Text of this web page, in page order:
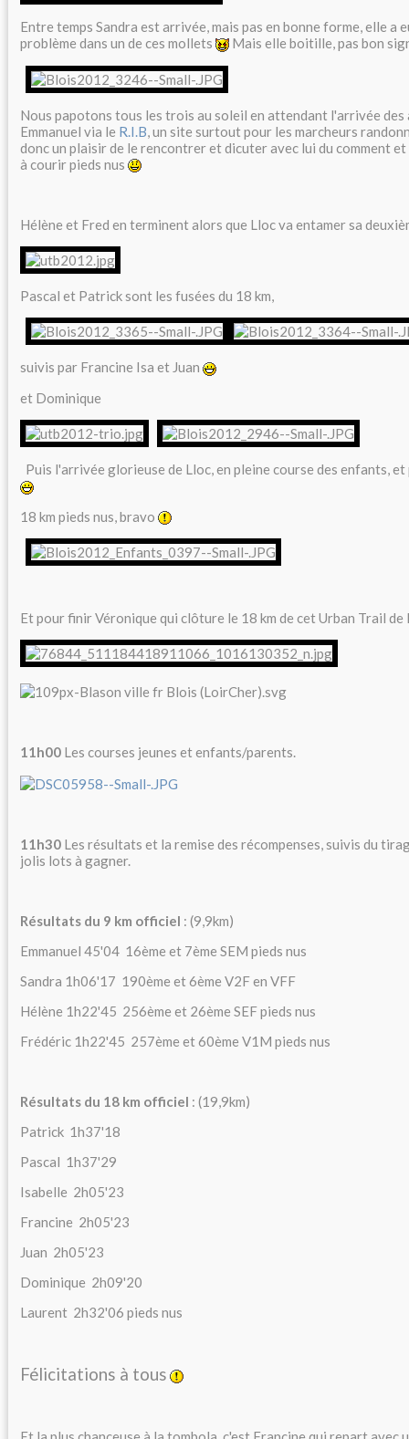
Entre temps Sandra est arrivée, mais pas en bonne forme, elle a
problème dans un de ces mollets
Mais elle boitille, pas bon
Nous papotons tous les trois au soleil en attendant l'arrivée des
Emmanuel via le R.I.B , un site surtout pour les marcheurs
donc un plaisir de le rencontrer et dicuter avec lui du comment
à courir pieds nus
Hélène et Fred en terminent alors que Lloc va entamer sa
Pascal et Patrick sont les fusées du 18 km,
suivis par Francine Isa et Juan
et Dominique
Puis l'arrivée glorieuse de Lloc, en pleine course des enfants,
18 km pieds nus, bravo
Et pour finir Véronique qui clôture le 18 km de cet Urban Trail de
11h00 Les courses jeunes et enfants/parents.
11h30 Les résultats et la remise des récompenses, suivis du
jolis lots à gagner.
Résultats du 9 km officiel : (9,9km)
Emmanuel 45'04 16ème et 7ème SEM pieds nus
Sandra 1h06'17 190ème et 6ème V2F en VFF
Hélène 1h22'45 256ème et 26ème SEF pieds nus
Frédéric 1h22'45 257ème et 60ème V1M pieds nus
Résultats du 18 km officiel : (19,9km)
Patrick 1h37'18
Pascal 1h37'29
Isabelle 2h05'23
Francine 2h05'23
Juan 2h05'23
Dominique 2h09'20
Laurent 2h32'06 pieds nus
Félicitations à tous